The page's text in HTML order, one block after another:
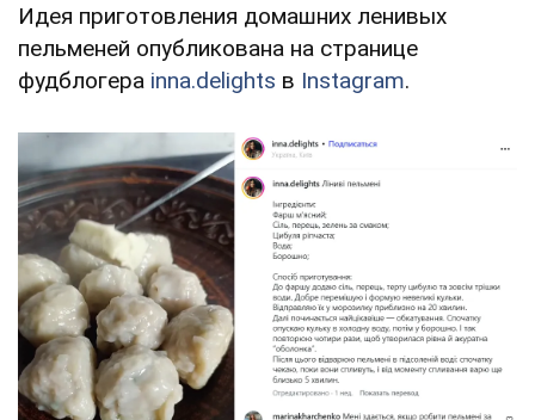
Идея приготовления домашних ленивых
пельменей опубликована на странице
фудблогера inna.delights в Instagram.